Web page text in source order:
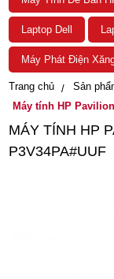
Laptop Dell
Máy Phát Điện
Trang chủ
Sản
Máy tính HP
MÁY TÍNH HP
P3V34PA#UUF